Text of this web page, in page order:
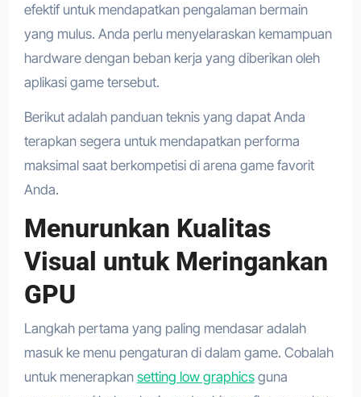
efektif untuk mendapatkan pengalaman bermain
yang mulus. Anda perlu menyelaraskan kemampuan
hardware dengan beban kerja yang diberikan oleh
aplikasi game tersebut.
Berikut adalah panduan teknis yang dapat Anda
terapkan segera untuk mendapatkan performa
maksimal saat berkompetisi di arena game favorit
Anda.
Menurunkan Kualitas
Visual untuk Meringankan
GPU
Langkah pertama yang paling mendasar adalah
masuk ke menu pengaturan di dalam game. Cobalah
untuk menerapkan setting low graphicsguna